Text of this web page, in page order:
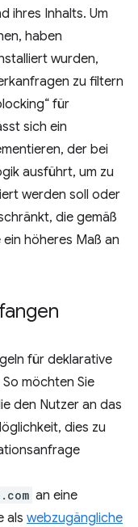
ihres Inhalts. Um
haben
wurden,
zu filtern
für
sich ein
der bei
ausführt, um zu
werden soll oder
die gemäß
höheres Maß an
für deklarative
möchten Sie
den Nutzer an das
dies zu
an eine
als webzugängliche